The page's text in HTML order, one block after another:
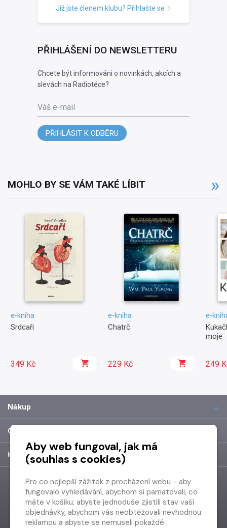
Již jste členem klubu? Přihlašte se
PŘIHLÁŠENÍ DO NEWSLETTERU
Chcete být informováni o novinkách, akcích a
slevách na Radiotéce?
Váš e-mail
PŘIHLÁSIT K ODBĚRU
MOHLO BY SE VÁM TAKÉ LÍBIT
e-kniha
Srdcaři
349 Kč
e-kniha
Chatrč
229 Kč
e-
moje
249
Nákup
O společnosti
Kontakt
Aby web fungoval, jak má
(souhlas s cookies)
Pro co nejlepší zážitek z procházení webu - aby
fungovalo vyhledávání, abychom si pamatovali, co
máte v košíku, abyste jednoduše zjistili stav vaší
objednávky, abychom vás neobtěžovali nevhodnou
reklamou a abyste se nemuseli pokaždé